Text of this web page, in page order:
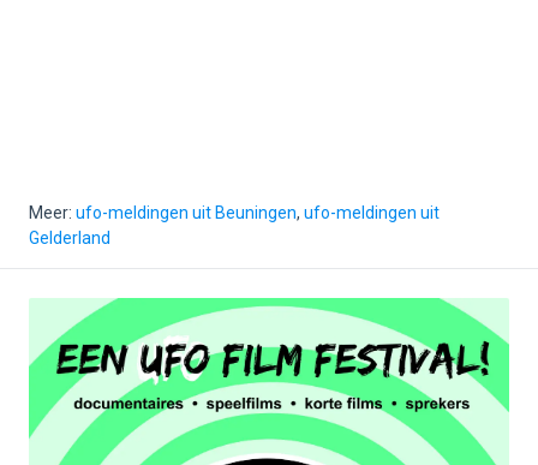
Meer: ufo-meldingen uit Beuningen, ufo-meldingen uit
Gelderland